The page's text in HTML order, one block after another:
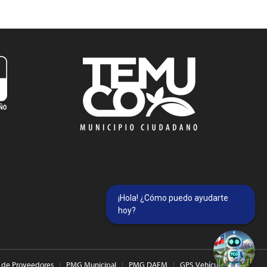
de Proveedores PMG Municipal PMG DAEM GPS Vehículos
¡Hola! ¿Cómo puedo ayudarte
hoy?